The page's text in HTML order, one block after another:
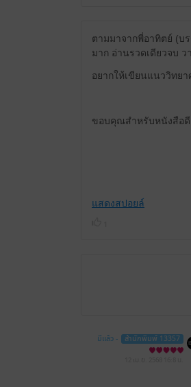
ตามมาจากพี่อาทิตย์ (บ
มาก อ่านรวดเดียวจบ ว
อยากให้เขียนแนววิทย
ขอบคุณสำหรับหนังสือดี
แสดงสปอยล์
มีแล้ว - สำนักพิมพ์ 13357